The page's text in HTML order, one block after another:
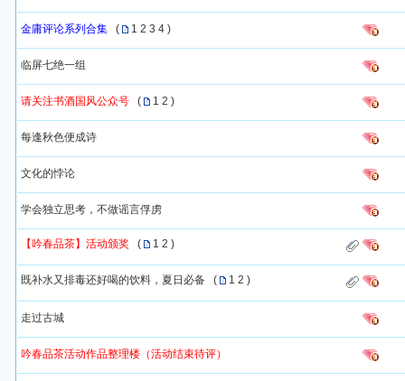
金庸评论系列合集 ( 1 2 3 4 )
临屏七绝一组
请关注书酒国风公众号 ( 1 2 )
每逢秋色便成诗
文化的悖论
学会独立思考，不做谣言俘虏
【吟春品茶】活动颁奖 ( 1 2 )
既补水又排毒还好喝的饮料，夏日必备 ( 1 2 )
走过古城
吟春品茶活动作品整理楼（活动结束待评）